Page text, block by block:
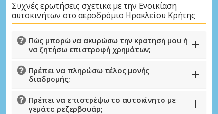
Συχνές ερωτήσεις σχετικά με την Ενοικίαση
αυτοκινήτων στο αεροδρόμιο Ηρακλείου Κρήτης
Πώς μπορώ να ακυρώσω την κράτησή μου ή
να ζητήσω επιστροφή χρημάτων;
Πρέπει να πληρώσω τέλος μονής
διαδρομής;
Πρέπει να επιστρέψω το αυτοκίνητο με
γεμάτο ρεζερβουάρ;